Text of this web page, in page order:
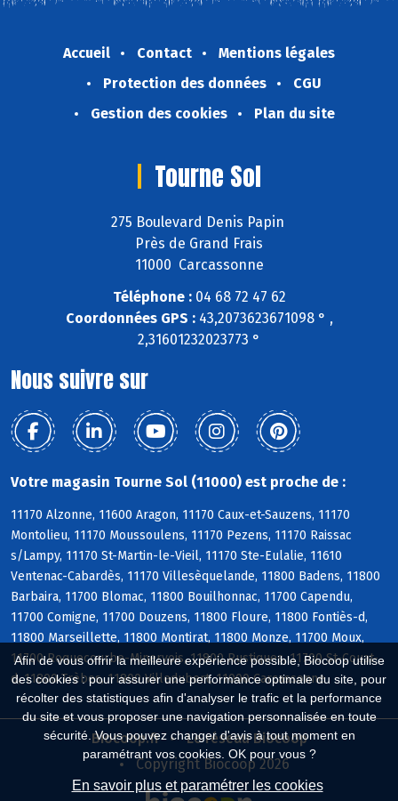
Afin de vous offrir la meilleure expérience possible, Biocoop utilise
des cookies : pour assurer une performance optimale du site, pour
récolter des statistiques afin d'analyser le trafic et la performance
du site et vous proposer une navigation personnalisée en toute
sécurité. Vous pouvez changer d'avis à tout moment en
paramétrant vos cookies. OK pour vous ?
En savoir plus et paramétrer les cookies
Accueil Contact
Mentions légales
Protection des données
CGU
Gestion des cookies
Plan du site
Tourne Sol
275 Boulevard Denis Papin
Près de Grand Frais
11000 Carcassonne
Téléphone :04 68 72 47 62
Coordonnées GPS :43,2073623671098 ° ,
2,31601232023773 °
Nous suivre sur
Votre magasin Tourne Sol (11000) est proche de :
11170 Alzonne, 11600 Aragon, 11170 Caux-et-Sauzens, 11170
Montolieu, 11170 Moussoulens, 11170 Pezens, 11170 Raissac
s/Lampy, 11170 St-Martin-le-Vieil, 11170 Ste-Eulalie, 11610
Ventenac-Cabardès, 11170 Villesèquelande, 11800 Badens, 11800
Barbaira, 11700 Blomac, 11800 Bouilhonnac, 11700 Capendu,
11700 Comigne, 11700 Douzens, 11800 Floure, 11800 Fontiès-d,
11800 Marseillette, 11800 Montirat, 11800 Monze, 11700 Moux,
11700 Roquecourbe-Minervois, 11800 Rustiques, 11700 St-Couat-
d, 11800 Trèbes, 11800 Villedubert, 11000 Carcassonne
Biocoop.fr
Le réseau Biocoop
Copyright Biocoop 2026